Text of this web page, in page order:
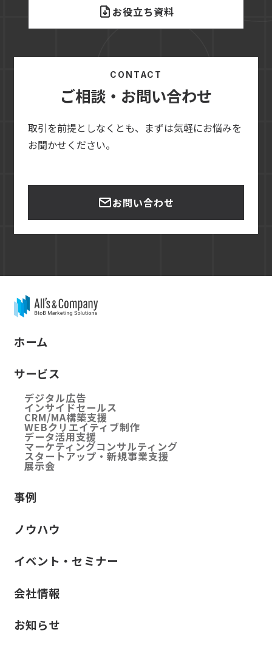
お役立ち資料
CONTACT
ご相談・お問い合わせ
取引を前提としなくとも、まずは気軽にお悩みを
お聞かせください。
お問い合わせ
ホーム
サービス
デジタル広告
インサイドセールス
CRM/MA構築支援
WEBクリエイティブ制作
データ活用支援
マーケティングコンサルティング
スタートアップ・新規事業支援
展示会
事例
ノウハウ
イベント・セミナー
会社情報
お知らせ